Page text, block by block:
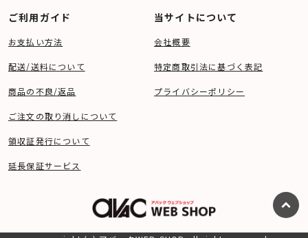
ご利用ガイド
お支払い方法
配送/送料について
商品の不良/返品
ご注文の取り消しについて
領収証発行について
延長保証サービス
当サイトについて
会社概要
特定商取引法に基づく表記
プライバシーポリシー